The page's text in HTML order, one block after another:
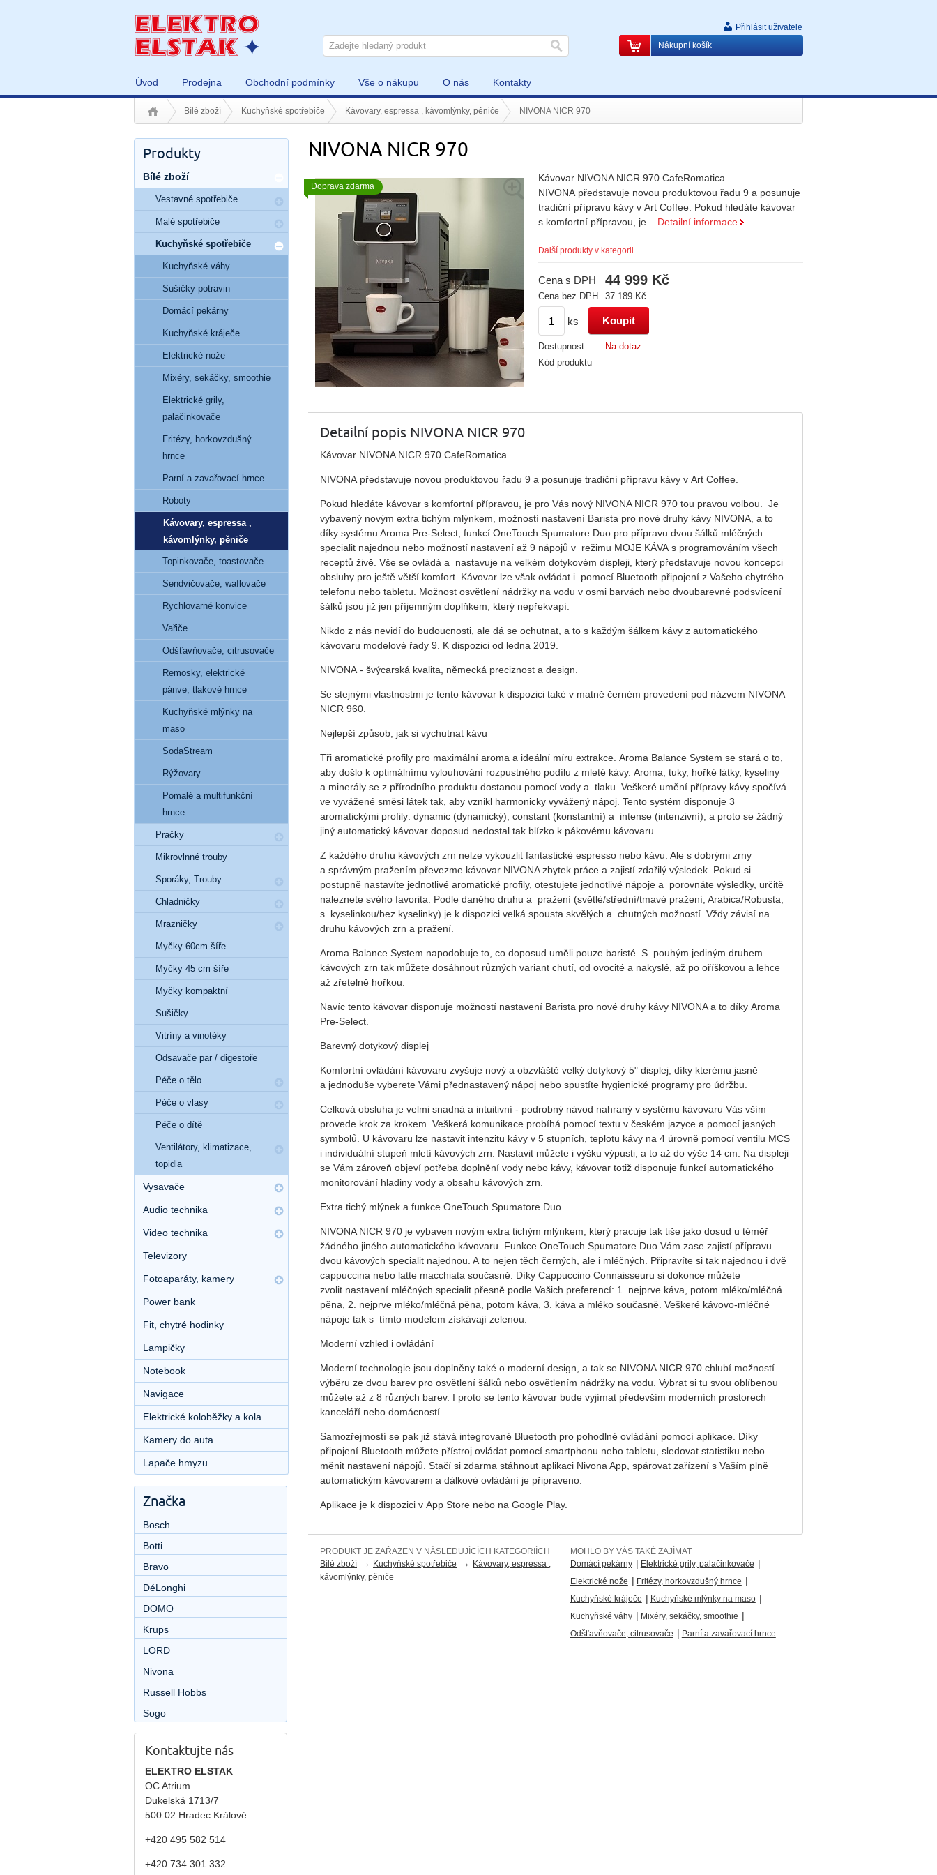
Úvod Prodejna Obchodní podmínky Vše o nákupu O nás Kontakty
Přihlásit uživatele
Nákupní košík
Bílé zboží Kuchyňské spotřebiče Kávovary, espressa , kávomlýnky, pěniče NIVONA NICR 970
NIVONA NICR 970
Doprava zdarma
Kávovar NIVONA NICR 970 CafeRomatica
NIVONA představuje novou produktovou řadu 9 a posunuje
tradiční přípravu kávy v Art Coffee. Pokud hledáte kávovar
s komfortní přípravou, je... Detailní informace
Další produkty v kategorii
Cena s DPH 44 999 Kč
Cena bez DPH 37 189 Kč
ks
Dostupnost
Na dotaz
Kód produktu
Detailní popis NIVONA NICR 970
Kávovar NIVONA NICR 970 CafeRomatica
NIVONA představuje novou produktovou řadu 9 a posunuje tradiční přípravu kávy v Art Coffee.
Pokud hledáte kávovar s komfortní přípravou, je pro Vás nový NIVONA NICR 970 tou pravou volbou. Je
vybavený novým extra tichým mlýnkem, možností nastavení Barista pro nové druhy kávy NIVONA, a to
díky systému Aroma Pre-Select, funkcí OneTouch Spumatore Duo pro přípravu dvou šálků mléčných
specialit najednou nebo možností nastavení až 9 nápojů v režimu MOJE KÁVA s programováním všech
receptů živě. Vše se ovládá a nastavuje na velkém dotykovém displeji, který představuje novou koncepci
obsluhy pro ještě větší komfort. Kávovar lze však ovládat i pomocí Bluetooth připojení z Vašeho chytrého
telefonu nebo tabletu. Možnost osvětlení nádržky na vodu v osmi barvách nebo dvoubarevné podsvícení
šálků jsou již jen příjemným doplňkem, který nepřekvapí.
Nikdo z nás nevidí do budoucnosti, ale dá se ochutnat, a to s každým šálkem kávy z automatického
kávovaru modelové řady 9. K dispozici od ledna 2019.
NIVONA - švýcarská kvalita, německá preciznost a design.
Se stejnými vlastnostmi je tento kávovar k dispozici také v matně černém provedení pod názvem NIVONA
NICR 960.
Nejlepší způsob, jak si vychutnat kávu
Tři aromatické profily pro maximální aroma a ideální míru extrakce. Aroma Balance System se stará o to,
aby došlo k optimálnímu vylouhování rozpustného podílu z mleté kávy. Aroma, tuky, hořké látky, kyseliny
a minerály se z přírodního produktu dostanou pomocí vody a tlaku. Veškeré umění přípravy kávy spočívá
ve vyvážené směsi látek tak, aby vznikl harmonicky vyvážený nápoj. Tento systém disponuje 3
aromatickými profily: dynamic (dynamický), constant (konstantní) a intense (intenzivní), a proto se žádný
jiný automatický kávovar doposud nedostal tak blízko k pákovému kávovaru.
Z každého druhu kávových zrn nelze vykouzlit fantastické espresso nebo kávu. Ale s dobrými zrny
a správným pražením převezme kávovar NIVONA zbytek práce a zajistí zdařilý výsledek. Pokud si
postupně nastavíte jednotlivé aromatické profily, otestujete jednotlivé nápoje a porovnáte výsledky, určitě
naleznete svého favorita. Podle daného druhu a pražení (světlé/střední/tmavé pražení, Arabica/Robusta,
s kyselinkou/bez kyselinky) je k dispozici velká spousta skvělých a chutných možností. Vždy závisí na
druhu kávových zrn a pražení.
Aroma Balance System napodobuje to, co doposud uměli pouze baristé. S pouhým jediným druhem
kávových zrn tak můžete dosáhnout různých variant chutí, od ovocité a nakyslé, až po oříškovou a lehce
až zřetelně hořkou.
Navíc tento kávovar disponuje možností nastavení Barista pro nové druhy kávy NIVONA a to díky Aroma
Pre-Select.
Barevný dotykový displej
Komfortní ovládání kávovaru zvyšuje nový a obzvláště velký dotykový 5" displej, díky kterému jasně
a jednoduše vyberete Vámi přednastavený nápoj nebo spustíte hygienické programy pro údržbu.
Celková obsluha je velmi snadná a intuitivní - podrobný návod nahraný v systému kávovaru Vás vším
provede krok za krokem. Veškerá komunikace probíhá pomocí textu v českém jazyce a pomocí jasných
symbolů. U kávovaru lze nastavit intenzitu kávy v 5 stupních, teplotu kávy na 4 úrovně pomocí ventilu MCS
i individuální stupeň mletí kávových zrn. Nastavit můžete i výšku výpusti, a to až do výše 14 cm. Na displeji
se Vám zároveň objeví potřeba doplnění vody nebo kávy, kávovar totiž disponuje funkcí automatického
monitorování hladiny vody a obsahu kávových zrn.
Extra tichý mlýnek a funkce OneTouch Spumatore Duo
NIVONA NICR 970 je vybaven novým extra tichým mlýnkem, který pracuje tak tiše jako dosud u téměř
žádného jiného automatického kávovaru. Funkce OneTouch Spumatore Duo Vám zase zajistí přípravu
dvou kávových specialit najednou. A to nejen těch černých, ale i mléčných. Připravíte si tak najednou i dvě
cappuccina nebo latte macchiata současně. Díky Cappuccino Connaisseuru si dokonce můžete
zvolit nastavení mléčných specialit přesně podle Vašich preferencí: 1. nejprve káva, potom mléko/mléčná
pěna, 2. nejprve mléko/mléčná pěna, potom káva, 3. káva a mléko současně. Veškeré kávovo-mléčné
nápoje tak s tímto modelem získávají zelenou.
Moderní vzhled i ovládání
Moderní technologie jsou doplněny také o moderní design, a tak se NIVONA NICR 970 chlubí možností
výběru ze dvou barev pro osvětlení šálků nebo osvětlením nádržky na vodu. Vybrat si tu svou oblíbenou
můžete až z 8 různých barev. I proto se tento kávovar bude vyjímat především moderních prostorech
kanceláří nebo domácností.
Samozřejmostí se pak již stává integrované Bluetooth pro pohodlné ovládání pomocí aplikace. Díky
připojení Bluetooth můžete přístroj ovládat pomocí smartphonu nebo tabletu, sledovat statistiku nebo
měnit nastavení nápojů. Stačí si zdarma stáhnout aplikaci Nivona App, spárovat zařízení s Vaším plně
automatickým kávovarem a dálkové ovládání je připraveno.
Aplikace je k dispozici v App Store nebo na Google Play.
PRODUKT JE ZAŘAZEN V NÁSLEDUJÍCÍCH KATEGORIÍCH
Bílé zboží → Kuchyňské spotřebiče → Kávovary, espressa ,
kávomlýnky, pěniče
MOHLO BY VÁS TAKÉ ZAJÍMAT
Domácí pekárny | Elektrické grily, palačinkovače |
Elektrické nože | Fritézy, horkovzdušný hrnce |
Kuchyňské kráječe | Kuchyňské mlýnky na maso |
Kuchyňské váhy | Mixéry, sekáčky, smoothie |
Odšťavňovače, citrusovače | Parní a zavařovací hrnce
Produkty
Bílé zboží
Vestavné spotřebiče
Malé spotřebiče
Kuchyňské spotřebiče
Kuchyňské váhy
Sušičky potravin
Domácí pekárny
Kuchyňské kráječe
Elektrické nože
Mixéry, sekáčky, smoothie
Elektrické grily,
palačinkovače
Fritézy, horkovzdušný
hrnce
Parní a zavařovací hrnce
Roboty
Kávovary, espressa ,
kávomlýnky, pěniče
Topinkovače, toastovače
Sendvičovače, waflovače
Rychlovarné konvice
Vařiče
Odšťavňovače, citrusovače
Remosky, elektrické
pánve, tlakové hrnce
Kuchyňské mlýnky na
maso
SodaStream
Rýžovary
Pomalé a multifunkční
hrnce
Pračky
Mikrovlnné trouby
Sporáky, Trouby
Chladničky
Mrazničky
Myčky 60cm šíře
Myčky 45 cm šíře
Myčky kompaktní
Sušičky
Vitríny a vinotéky
Odsavače par / digestoře
Péče o tělo
Péče o vlasy
Péče o dítě
Ventilátory, klimatizace,
topidla
Vysavače
Audio technika
Video technika
Televizory
Fotoaparáty, kamery
Power bank
Fit, chytré hodinky
Lampičky
Notebook
Navigace
Elektrické koloběžky a kola
Kamery do auta
Lapače hmyzu
Značka
Bosch
Botti
Bravo
DéLonghi
DOMO
Krups
LORD
Nivona
Russell Hobbs
Sogo
Kontaktujte nás
ELEKTRO ELSTAK
OC Atrium
Dukelská 1713/7
500 02 Hradec Králové
+420 495 582 514
+420 734 301 332